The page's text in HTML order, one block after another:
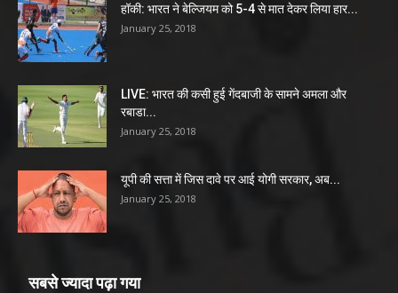
हॉकी: भारत ने बेल्जियम को 5-4 से मात देकर लिया हार...
January 25, 2018
LIVE: भारत की कसी हुई गेंदबाजी के सामने अमला और
रबाडा...
January 25, 2018
यूपी की सत्ता में जिस दावे पर आई योगी सरकार, अब...
January 25, 2018
सबसे ज्यादा पढ़ा गया